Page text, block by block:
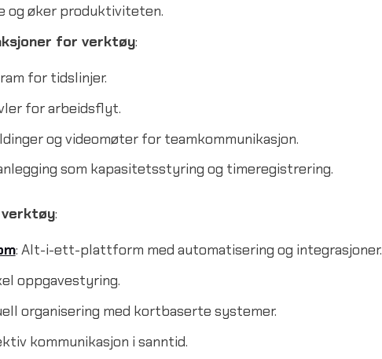
og øker produktiviteten.
for verktøy:
for tidslinjer.
for arbeidsflyt.
og videomøter for teamkommunikasjon.
som kapasitetsstyring og timeregistrering.
:
: Alt-i-ett-plattform med automatisering og integrasjoner.
oppgavestyring.
organisering med kortbaserte systemer.
kommunikasjon i sanntid.